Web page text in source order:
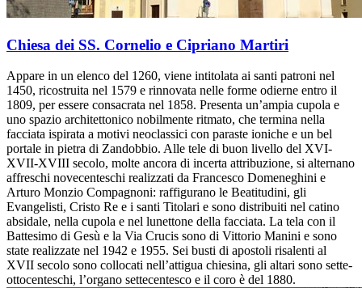
Chiesa dei SS. Cornelio e Cipriano Martiri
Appare in un elenco del 1260, viene intitolata ai santi patroni nel
1450, ricostruita nel 1579 e rinnovata nelle forme odierne entro il
1809, per essere consacrata nel 1858. Presenta un’ampia cupola e
uno spazio architettonico nobilmente ritmato, che termina nella
facciata ispirata a motivi neoclassici con paraste ioniche e un bel
portale in pietra di Zandobbio. Alle tele di buon livello del XVI-
XVII-XVIII secolo, molte ancora di incerta attribuzione, si alternano
affreschi novecenteschi realizzati da Francesco Domeneghini e
Arturo Monzio Compagnoni: raffigurano le Beatitudini, gli
Evangelisti, Cristo Re e i santi Titolari e sono distribuiti nel catino
absidale, nella cupola e nel lunettone della facciata. La tela con il
Battesimo di Gesù e la Via Crucis sono di Vittorio Manini e sono
state realizzate nel 1942 e 1955. Sei busti di apostoli risalenti al
XVII secolo sono collocati nell’attigua chiesina, gli altari sono sette-
ottocenteschi, l’organo settecentesco e il coro è del 1880.